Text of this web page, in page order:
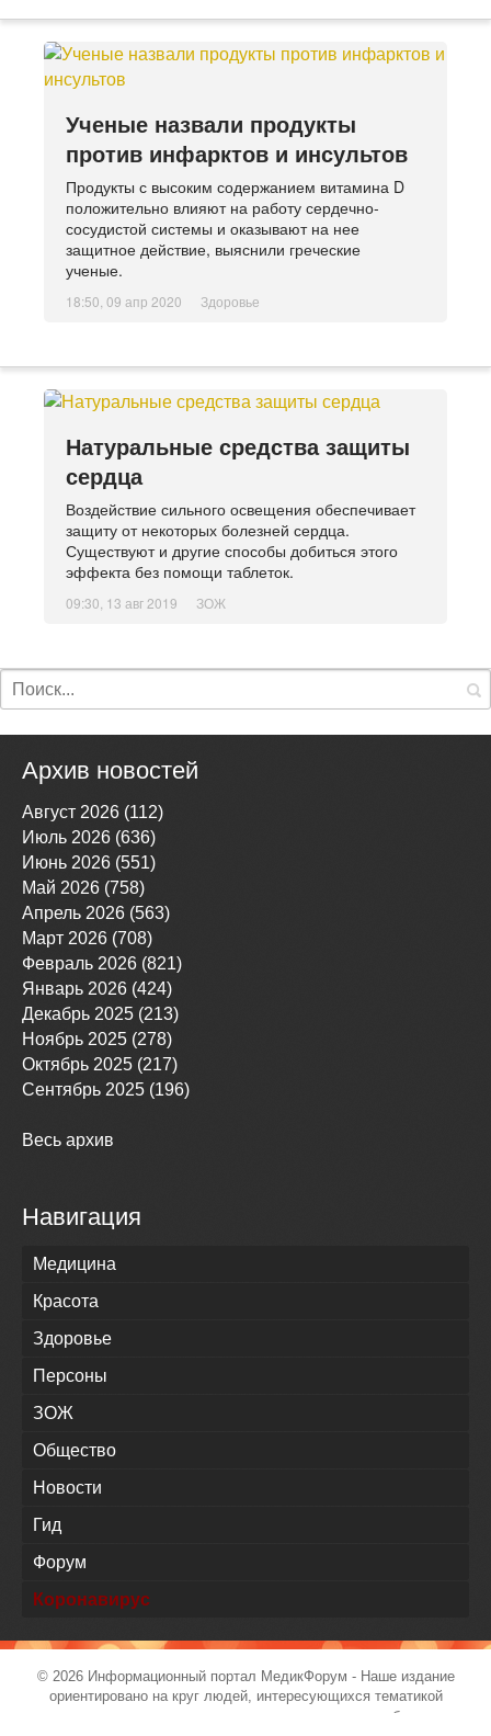
Ученые назвали продукты
против инфарктов и инсультов
Продукты с высоким содержанием витамина D
положительно влияют на работу сердечно-
сосудистой системы и оказывают на нее
защитное действие, выяснили греческие
ученые.
18:50, 09 апр 2020 Здоровье
Натуральные средства защиты
сердца
Воздействие сильного освещения обеспечивает
защиту от некоторых болезней сердца.
Существуют и другие способы добиться этого
эффекта без помощи таблеток.
09:30, 13 авг 2019 ЗОЖ
Архив новостей
Август 2026 (112)
Июль 2026 (636)
Июнь 2026 (551)
Май 2026 (758)
Апрель 2026 (563)
Март 2026 (708)
Февраль 2026 (821)
Январь 2026 (424)
Декабрь 2025 (213)
Ноябрь 2025 (278)
Октябрь 2025 (217)
Сентябрь 2025 (196)
Весь архив
Навигация
Медицина
Красота
Здоровье
Персоны
ЗОЖ
Общество
Новости
Гид
Форум
Коронавирус
© 2026 Информационный портал МедикФорум - Наше издание
ориентировано на круг людей, интересующихся тематикой
здравоохранения, современными тенденциями в области